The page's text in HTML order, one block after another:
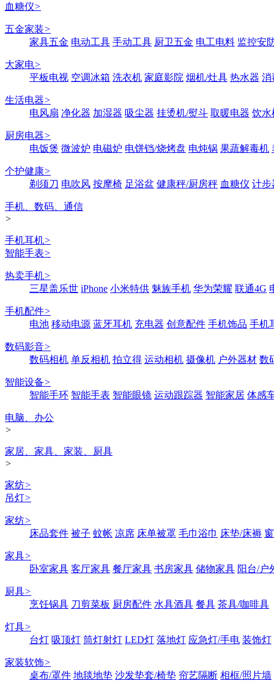
血糖仪>
五金家装>
家具五金 电动工具 手动工具 厨卫五金 电工电料 监控安
大家电>
平板电视 空调冰箱 洗衣机 家庭影院 烟机/灶具 热水器 消
生活电器>
电风扇 净化器 加湿器 吸尘器 挂烫机/熨斗 取暖电器 饮水
厨房电器>
电饭煲 微波炉 电磁炉 电饼铛/烧烤盘 电炖锅 果蔬解毒机
个护健康>
剃须刀 电吹风 按摩椅 足浴盆 健康秤/厨房秤 血糖仪 计步
手机、数码、通信
>
手机耳机>
智能手表>
热卖手机>
三星盖乐世 iPhone 小米特供 魅族手机 华为荣耀 联通4G
手机配件>
电池 移动电源 蓝牙耳机 充电器 创意配件 手机饰品 手机
数码影音>
数码相机 单反相机 拍立得 运动相机 摄像机 户外器材 数
智能设备>
智能手环 智能手表 智能眼镜 运动跟踪器 智能家居 体感
电脑、办公
>
家居、家具、家装、厨具
>
家纺>
吊灯>
家纺>
床品套件 被子 蚊帐 凉席 床单被罩 毛巾浴巾 床垫/床褥
家具>
卧室家具 客厅家具 餐厅家具 书房家具 储物家具 阳台/户
厨具>
烹饪锅具 刀剪菜板 厨房配件 水具酒具 餐具 茶具/咖啡具
灯具>
台灯 吸顶灯 筒灯射灯 LED灯 落地灯 应急灯/手电 装饰灯
家装软饰>
桌布/罩件 地毯地垫 沙发垫套/椅垫 帘艺隔断 相框/照片墙